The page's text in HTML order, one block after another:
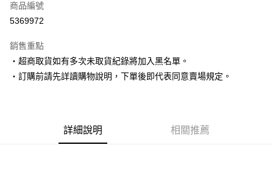
超商取貨付款
Apple Pay
街口支付
商品編號
5369972
銷售重點
‧超商取貨如有多次未取貨紀錄將加入黑名單。
‧訂購前請先詳讀購物說明，下單後即代表同意賣場規定。
詳細說明 相關推薦